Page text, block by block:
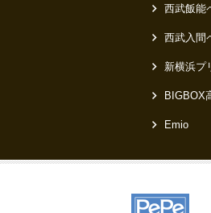
西武飯能
西武入間
新横浜プ
BIGBOX
Emio